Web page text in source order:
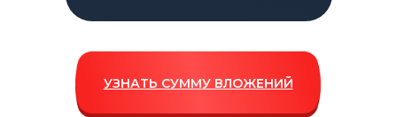
УЗНАТЬ СУММУ ВЛОЖЕНИЙ